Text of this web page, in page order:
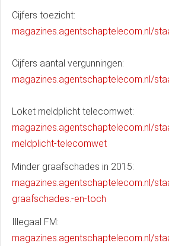
Cijfers toezicht:
magazines.agentschaptelecom.nl/
Cijfers aantal vergunningen:
magazines.agentschaptelecom.nl/
Loket meldplicht telecomwet:
magazines.agentschaptelecom.nl/
meldplicht-telecomwet
Minder graafschades in 2015:
magazines.agentschaptelecom.nl/
graafschades.-en-toch
Illegaal FM:
magazines.agentschaptelecom.nl/